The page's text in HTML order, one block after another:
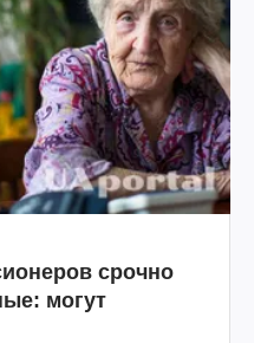
срочно
могут